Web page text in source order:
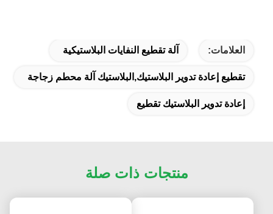
العلامات: آلة تقطيع النفايات البلاستيكية
تقطيع إعادة تدوير البلاستيك,البلاستيك آلة محطم زجاجة
إعادة تدوير البلاستيك تقطيع
منتجات ذات صلة